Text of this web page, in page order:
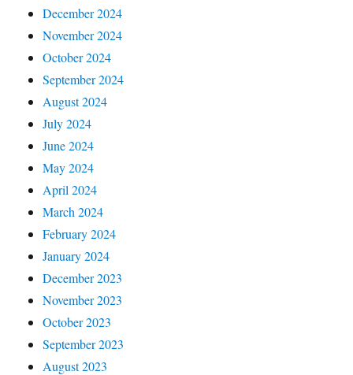
December 2024
November 2024
October 2024
September 2024
August 2024
July 2024
June 2024
May 2024
April 2024
March 2024
February 2024
January 2024
December 2023
November 2023
October 2023
September 2023
August 2023